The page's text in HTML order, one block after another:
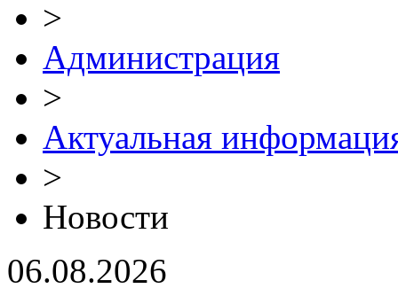
>
Администрация
>
Актуальная
>
Новости
06.08.2026